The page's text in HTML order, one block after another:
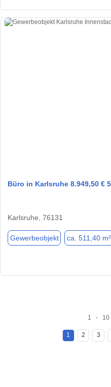
Büro in Karlsruhe 8.949,50 €
Karlsruhe, 76131
Gewerbeobjekt ca. 511,40 m²
1 - 10
1 2 3